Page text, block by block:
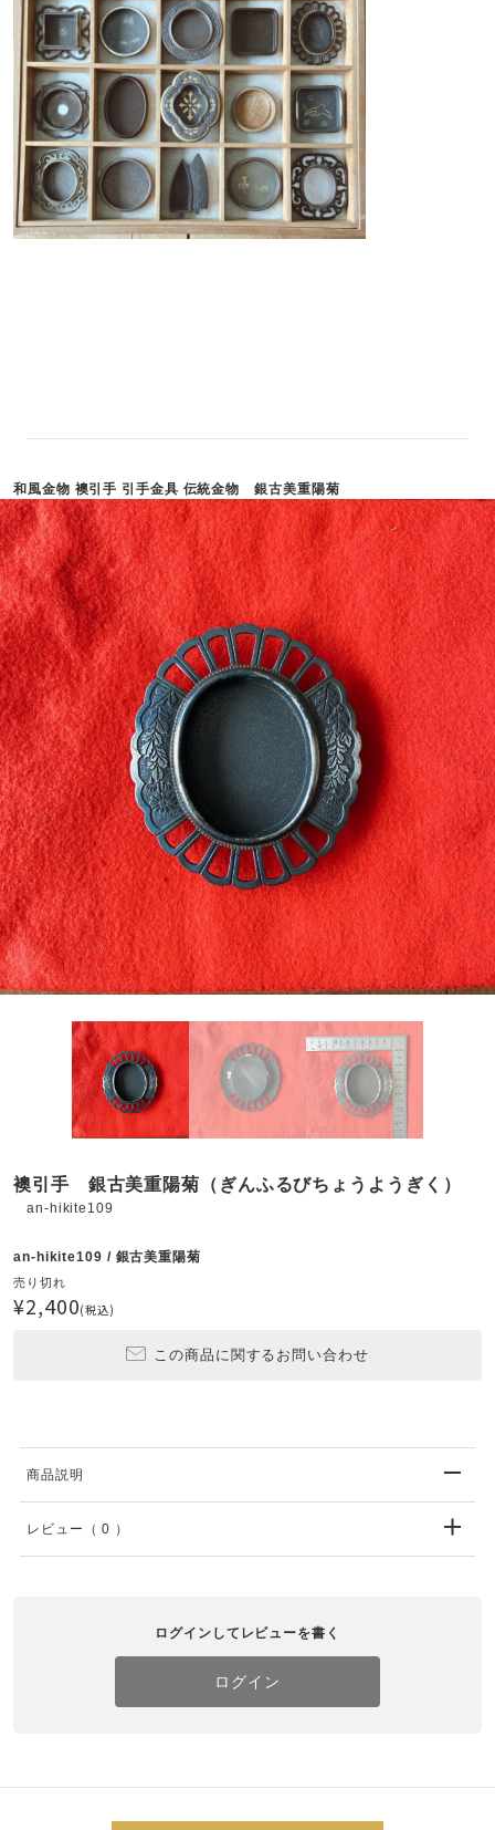
和風金物 襖引手 引手金具 伝統金物 銀古美重陽菊
襖引手 銀古美重陽菊（ぎんふるびちょうようぎく）
an-hikite109
an-hikite109 / 銀古美重陽菊
売り切れ
¥2,400(税込)
この商品に関するお問い合わせ
商品説明
レビュー （ 0 ）
ログインしてレビューを書く
ログイン